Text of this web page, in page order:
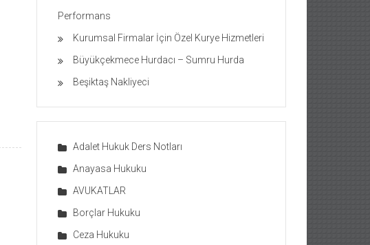
Performans
Kurumsal Firmalar İçin Özel Kurye Hizmetleri
Büyükçekmece Hurdacı – Sumru Hurda
Beşiktaş Nakliyeci
Adalet Hukuk Ders Notları
Anayasa Hukuku
AVUKATLAR
Borçlar Hukuku
Ceza Hukuku